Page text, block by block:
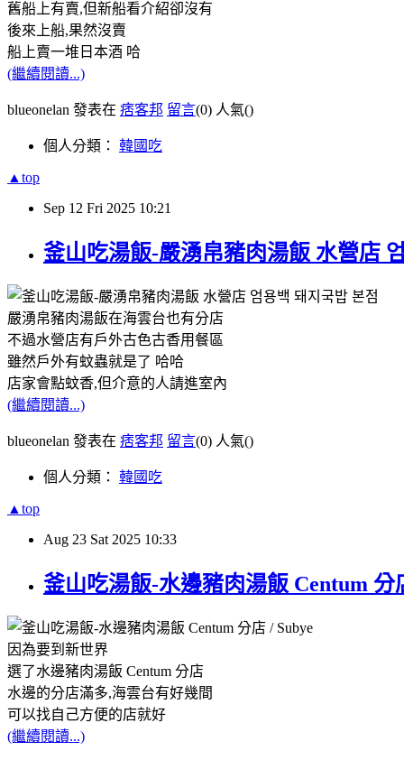
舊船上有賣,但新船看介紹卻沒有
後來上船,果然沒賣
船上賣一堆日本酒 哈
(繼續閱讀...)
blueonelan 發表在 痞客邦 留言(0) 人氣()
個人分類： 韓國吃
▲top
Sep 12 Fri 2025 10:21
釜山吃湯飯-嚴湧帛豬肉湯飯 水營店 엄
嚴湧帛豬肉湯飯在海雲台也有分店
不過水營店有戶外古色古香用餐區
雖然戶外有蚊蟲就是了 哈哈
店家會點蚊香,但介意的人請進室內
(繼續閱讀...)
blueonelan 發表在 痞客邦 留言(0) 人氣()
個人分類： 韓國吃
▲top
Aug 23 Sat 2025 10:33
釜山吃湯飯-水邊豬肉湯飯 Centum 分
因為要到新世界
選了水邊豬肉湯飯 Centum 分店
水邊的分店滿多,海雲台有好幾間
可以找自己方便的店就好
(繼續閱讀...)